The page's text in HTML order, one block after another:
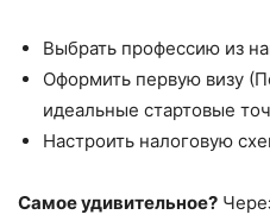
Выбрать профессию из
Оформить первую визу
идеальные стартовые
Настроить налоговую
Самое удивительное?